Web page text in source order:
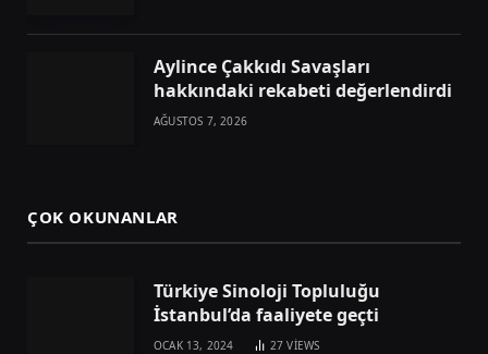
Aylince Çakkıdı Savaşları
hakkındaki rekabeti değerlendirdi
AĞUSTOS 7, 2026
ÇOK OKUNANLAR
Türkiye Sinoloji Topluluğu
İstanbul’da faaliyete geçti
OCAK 13, 2024 27VIEWS